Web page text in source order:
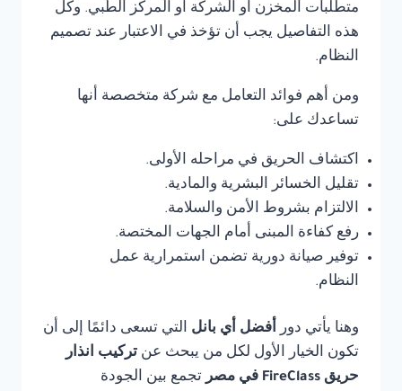
متطلبات المخزن أو الشركة أو المركز الطبي. وكل
هذه التفاصيل يجب أن تؤخذ في الاعتبار عند تصميم
النظام.
ومن أهم فوائد التعامل مع شركة متخصصة أنها
تساعدك على:
اكتشاف الحريق في مراحله الأولى.
تقليل الخسائر البشرية والمادية.
الالتزام بشروط الأمن والسلامة.
رفع كفاءة المبنى أمام الجهات المختصة.
توفير صيانة دورية تضمن استمرارية عمل
النظام.
وهنا يأتي دور أفضل أي بانل التي تسعى دائمًا إلى أن
تكون الخيار الأول لكل من يبحث عن تركيب انذار
حريق FireClass في مصر
تجمع بين الجودة